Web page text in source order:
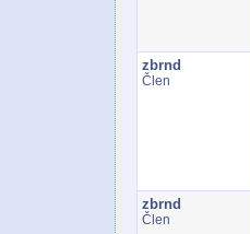
zbrnd
Člen
zbrnd
Člen